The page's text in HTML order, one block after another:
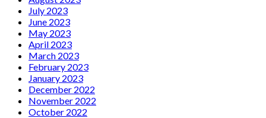
July 2023
June 2023
May 2023
April 2023
March 2023
February 2023
January 2023
December 2022
November 2022
October 2022